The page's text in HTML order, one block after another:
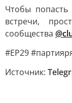
Чтобы
встречи,
сообщества
#ЕР29
Источник: